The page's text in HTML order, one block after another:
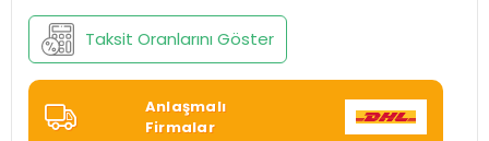
Taksit Oranlarını Göster
Anlaşmalı
Firmalar